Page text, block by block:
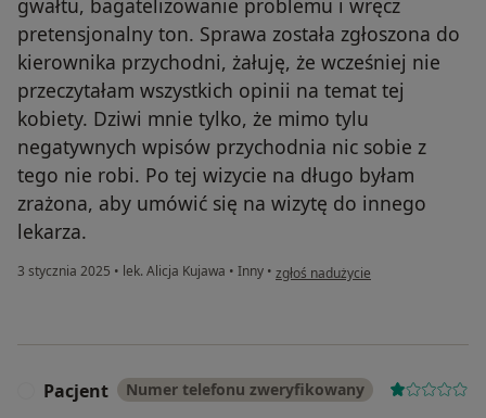
pretensjonalny ton. Sprawa została zgłoszona do
kierownika przychodni, żałuję, że wcześniej nie
przeczytałam wszystkich opinii na temat tej
kobiety. Dziwi mnie tylko, że mimo tylu
negatywnych wpisów przychodnia nic sobie z
tego nie robi. Po tej wizycie na długo byłam
zrażona, aby umówić się na wizytę do innego
lekarza.
3 stycznia 2025 • lek. Alicja Kujawa • Inny • w opinii użytkownika W.S.
zgłoś nadużycie
Pacjent Numer telefonu zweryfikowany